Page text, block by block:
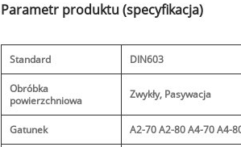
Parametr produktu (specyfikacja)
Standard DIN603
Obróbka
powierzchniowa
Zwykły, Pasywacja
Gatunek A2-70 A2-80 A4-70 A4-